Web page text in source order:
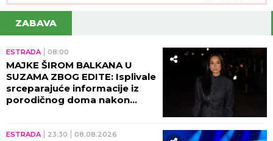
ZABAVA
ESTRADA 08:00
MAJKE ŠIROM BALKANA U
SUZAMA ZBOG EDITE: Isplivale
srceparajuće informacije iz
porodičnog doma nakon
ESTRADA 23:30 08.08.2026